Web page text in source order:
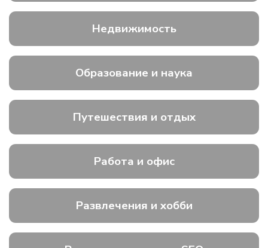
Недвижимость
Образование и наука
Путешествия и отдых
Работа и офис
Развлечения и хобби